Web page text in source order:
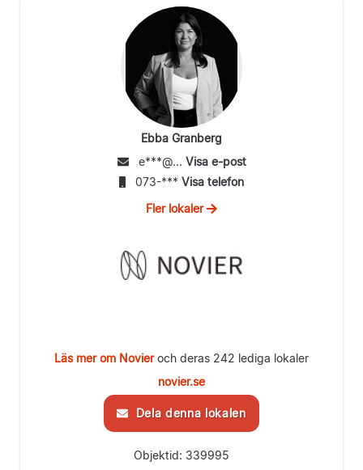
Ebba Granberg
e***@... Visa e-post
073-*** Visa telefon
Fler lokaler
Läs mer om Novieroch deras 242 lediga lokaler
novier.se
Dela denna lokalen
Objektid: 339995